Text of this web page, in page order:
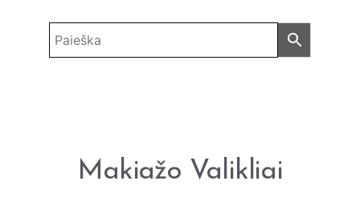
Makiažo Valikliai